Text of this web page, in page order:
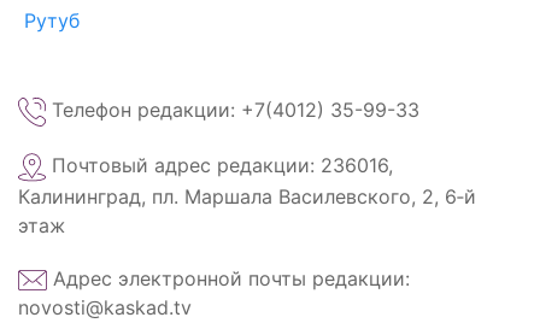
Рутуб
Телефон редакции: +7(4012) 35-99-33
Почтовый адрес редакции: 236016,
Калининград, пл. Маршала Василевского, 2, 6‑й
этаж
Адрес электронной почты редакции:
novosti@kaskad.tv